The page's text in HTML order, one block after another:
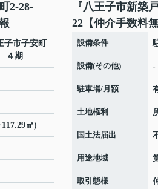
2-28-
子市子安町
４期
㎡)
『八王子市新築
22【仲介手数料
設備条件
設備(その他) -
駐車場/月額
土地権利
国土法届出
用途地域
取引態様